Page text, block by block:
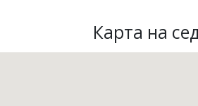
Карта на